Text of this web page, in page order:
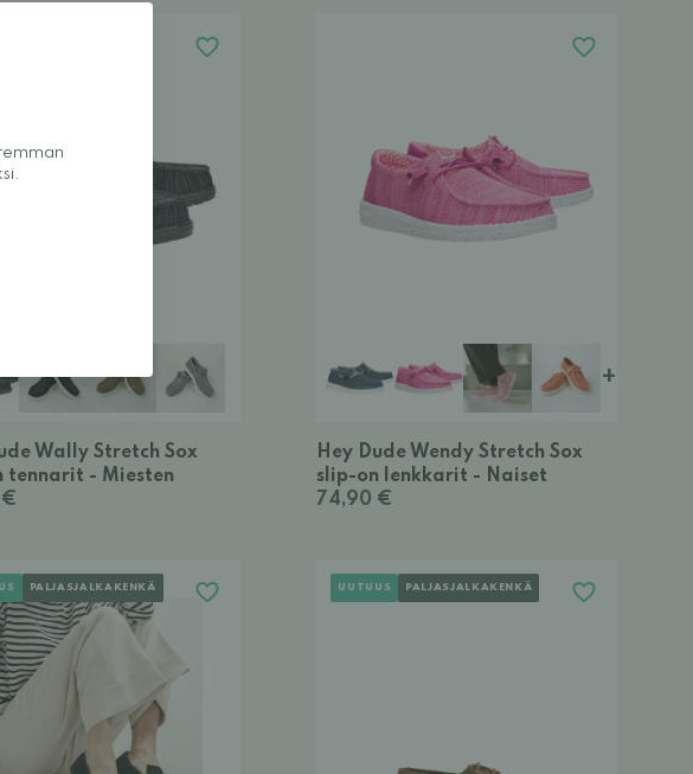
Wally Stretch Sox
tennarit - Miesten
€
+
Hey Dude Wendy Stretch Sox
slip-on lenkkarit - Naiset
74,90 €
PALJASJALKAKENKÄ UUTUUS PALJASJALKAKENKÄ